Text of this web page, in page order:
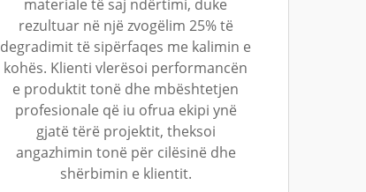
materiale të saj ndërtimi, duke
rezultuar në një zvogëlim 25% të
degradimit të sipërfaqes me kalimin e
kohës. Klienti vlerësoi performancën
e produktit tonë dhe mbështetjen
profesionale që iu ofrua ekipi ynë
gjatë tërë projektit, theksoi
angazhimin tonë për cilësinë dhe
shërbimin e klientit.